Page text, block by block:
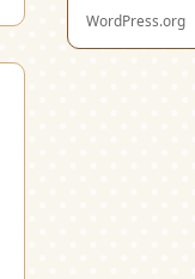
WordPress.org